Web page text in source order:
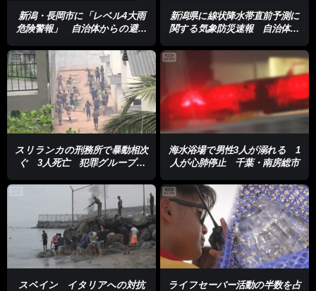
新潟・長岡市に「レベル4大雨
危険警報」 自治体からの避難
新潟県に線状降水帯直前予測に
関する気象防災速報 自治体の
スリランカの刑務所で暴動相次
ぐ 3人死亡 犯罪グループ間
海水浴場で男性3人が溺れる 1
人が心肺停止 千葉・南房総市
スペイン イタリアへの対抗
ライフセーバー活動の半数を占